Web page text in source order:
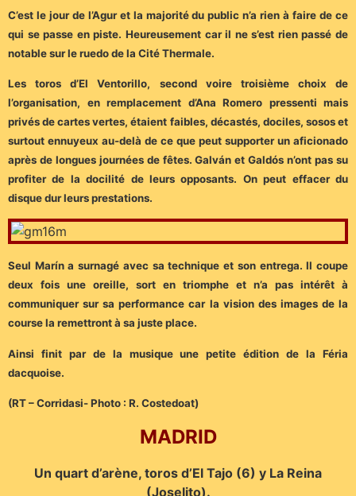
C’est le jour de l’Agur et la majorité du public n’a rien à faire de ce
qui se passe en piste. Heureusement car il ne s’est rien passé de
notable sur le ruedo de la Cité Thermale.
Les toros d’El Ventorillo, second voire troisième choix de
l’organisation, en remplacement d’Ana Romero pressenti mais
privés de cartes vertes, étaient faibles, décastés, dociles, sosos et
surtout ennuyeux au-delà de ce que peut supporter un aficionado
après de longues journées de fêtes. Galván et Galdós n’ont pas su
profiter de la docilité de leurs opposants. On peut effacer du
disque dur leurs prestations.
Seul Marín a surnagé avec sa technique et son entrega. Il coupe
deux fois une oreille, sort en triomphe et n’a pas intérêt à
communiquer sur sa performance car la vision des images de la
course la remettront à sa juste place.
Ainsi finit par de la musique une petite édition de la Féria
dacquoise.
(RT – Corridasi- Photo : R. Costedoat)
MADRID
Un quart d’arène, toros d’El Tajo (6) y La Reina
(Joselito).